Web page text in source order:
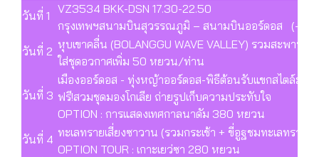
วันที่ 1 VZ3534 BKK-DSN 17.30-22.50
กรุงเทพฯสนามบินสุวรรณภูมิ – สนามบินออร์ดอส
วันที่ 2 หุบเขาคลื่น (BOLANGGU WAVE VALLEY) รวมสะพา
ใส่ชุดอวกาศเพิ่ม 50 หยวน/ท่าน
วันที่ 3
เมืองออร์ดอส - ทุ่งหญ้าออร์ดอส-พิธีต้อนรับแขกสไตล์มอง
ฟรี!สวมชุดมองโกเลีย ถ่ายรูปเก็บความประทับใจ
OPTION : การแสดงเทศกาลนาดัม 380 หยวน
วันที่ 4 ทะเลทรายเสี่ยงซาวาน (รวมกระเช้า + ขี่อูฐชมทะเลทราย
OPTION TOUR : เกาะเยว่ซา 280 หยวน